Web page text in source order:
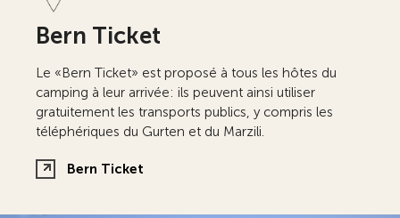
Bern Ticket
Le «Bern Ticket» est proposé à tous les hôtes du
camping à leur arrivée: ils peuvent ainsi utiliser
gratuitement les transports publics, y compris les
téléphériques du Gurten et du Marzili.
Bern Ticket